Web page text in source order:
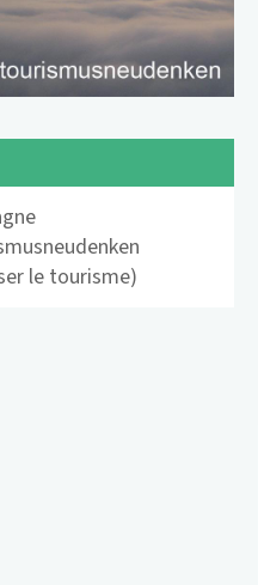
le tourisme)